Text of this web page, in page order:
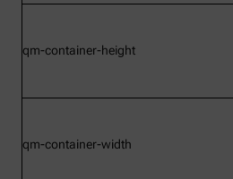
qm-container-height
qm-container-width